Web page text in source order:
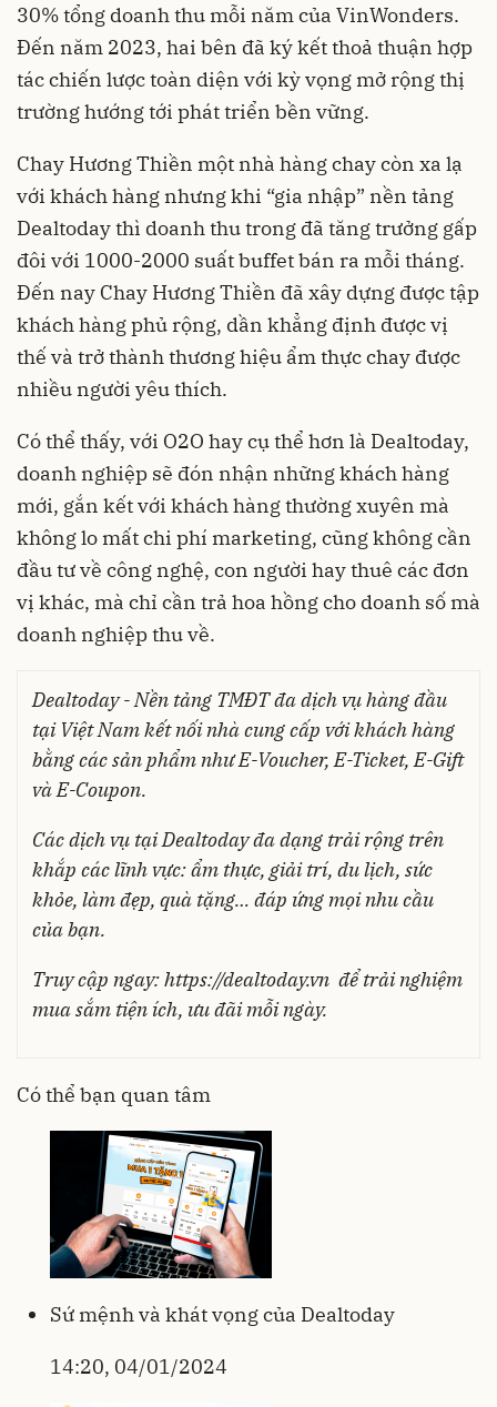
30% tổng doanh thu mỗi năm của VinWonders.
Đến năm 2023, hai bên đã ký kết thoả thuận hợp
tác chiến lược toàn diện với kỳ vọng mở rộng thị
trường hướng tới phát triển bền vững.
Chay Hương Thiền một nhà hàng chay còn xa lạ
với khách hàng nhưng khi “gia nhập” nền tảng
Dealtoday thì doanh thu trong đã tăng trưởng gấp
đôi với 1000-2000 suất buffet bán ra mỗi tháng.
Đến nay Chay Hương Thiền đã xây dựng được tập
khách hàng phủ rộng, dần khẳng định được vị
thế và trở thành thương hiệu ẩm thực chay được
nhiều người yêu thích.
Có thể thấy, với O2O hay cụ thể hơn là Dealtoday,
doanh nghiệp sẽ đón nhận những khách hàng
mới, gắn kết với khách hàng thường xuyên mà
không lo mất chi phí marketing, cũng không cần
đầu tư về công nghệ, con người hay thuê các đơn
vị khác, mà chỉ cần trả hoa hồng cho doanh số mà
doanh nghiệp thu về.
Dealtoday - Nền tảng TMĐT đa dịch vụ hàng đầu
tại Việt Nam kết nối nhà cung cấp với khách hàng
bằng các sản phẩm như E-Voucher, E-Ticket, E-Gift
và E-Coupon.
Các dịch vụ tại Dealtoday đa dạng trải rộng trên
khắp các lĩnh vực: ẩm thực, giải trí, du lịch, sức
khỏe, làm đẹp, quà tặng… đáp ứng mọi nhu cầu
của bạn.
Truy cập ngay:https://dealtoday.vn để trải nghiệm
mua sắm tiện ích, ưu đãi mỗi ngày.
Có thể bạn quan tâm
Sứ mệnh và khát vọng của Dealtoday
14:20, 04/01/2024